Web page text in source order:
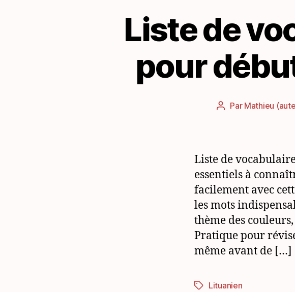
Liste de
pour
Auteur
Par Mathieu
Liste de
essentiels à
facilement avec
les mots
thème des
Pratique pour
même avant de […]
Étiquettes
Lituanien